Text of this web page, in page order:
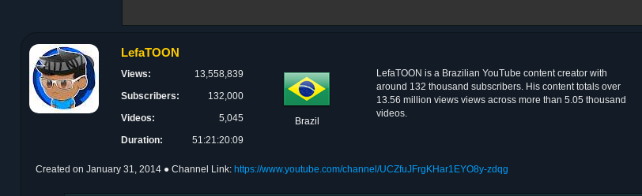
LefaTOON
Views:
13,558,839
Subscribers:
132,000
Videos:
5,045
Duration:
51:21:20:09
Brazil
LefaTOON is a Brazilian YouTube content creator with
around 132 thousand subscribers. His content totals over
13.56 million views views across more than 5.05 thousand
videos.
Created on January 31, 2014 ● Channel Link: https://www.youtube.com/channel/UCZfuJFrgKHar1EYO8y-zdqg